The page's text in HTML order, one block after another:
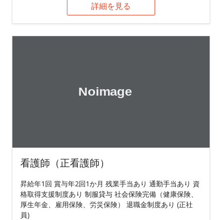
詳細を見る
看護師（正看護師）
昇給年1回 賞与年2回1か月 残業手当あり 通勤手当あり 資
格取得支援制度あり 制服貸与 社会保険完備（健康保険、
厚生年金、雇用保険、労災保険） 退職金制度あり (正社
員)